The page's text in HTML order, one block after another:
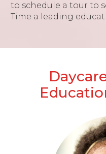
to schedule a tour to
Time a leading